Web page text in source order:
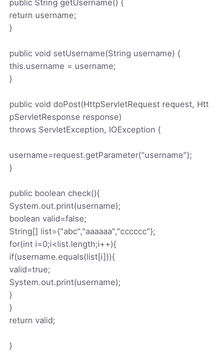
public String getUsername() {
return username;
}
public void setUsername(String username) {
this.username = username;
}
public void doPost(HttpServletRequest request, Htt
pServletResponse response)
throws ServletException, IOException {
username=request.getParameter("username");
}
public boolean check(){
System.out.print(username);
boolean valid=false;
String[] list={"abc","aaaaaa","cccccc"};
for(int i=0;i<list.length;i++){
if(username.equals(list[i])){
valid=true;
System.out.print(username);
}
}
return valid;
}